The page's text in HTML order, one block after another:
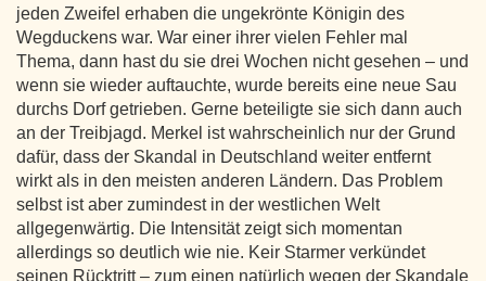
jeden Zweifel erhaben die ungekrönte Königin des
Wegduckens war. War einer ihrer vielen Fehler mal
Thema, dann hast du sie drei Wochen nicht gesehen – und
wenn sie wieder auftauchte, wurde bereits eine neue Sau
durchs Dorf getrieben. Gerne beteiligte sie sich dann auch
an der Treibjagd. Merkel ist wahrscheinlich nur der Grund
dafür, dass der Skandal in Deutschland weiter entfernt
wirkt als in den meisten anderen Ländern. Das Problem
selbst ist aber zumindest in der westlichen Welt
allgegenwärtig. Die Intensität zeigt sich momentan
allerdings so deutlich wie nie. Keir Starmer verkündet
seinen Rücktritt – zum einen natürlich wegen der Skandale